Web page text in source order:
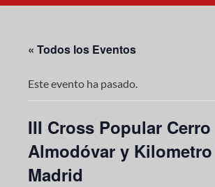
« Todos los Eventos
Este evento ha pasado.
III Cross Popular Cerro
Almodóvar y
Madrid